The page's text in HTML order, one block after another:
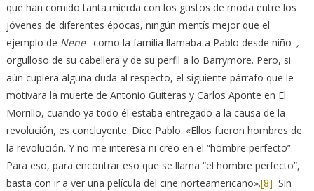
que han comido tanta mierda con los gustos de moda entre los
jóvenes de diferentes épocas, ningún mentís mejor que el
ejemplo de Nene ‒como la familia llamaba a Pablo desde niño‒,
orgulloso de su cabellera y de su perfil a lo Barrymore. Pero, si
aún cupiera alguna duda al respecto, el siguiente párrafo que le
motivara la muerte de Antonio Guiteras y Carlos Aponte en El
Morrillo, cuando ya todo él estaba entregado a la causa de la
revolución, es concluyente. Dice Pablo: «Ellos fueron hombres de
la revolución. Y no me interesa ni creo en el “hombre perfecto”.
Para eso, para encontrar eso que se llama “el hombre perfecto”,
basta con ir a ver una película del cine norteamericano».[8] Sin